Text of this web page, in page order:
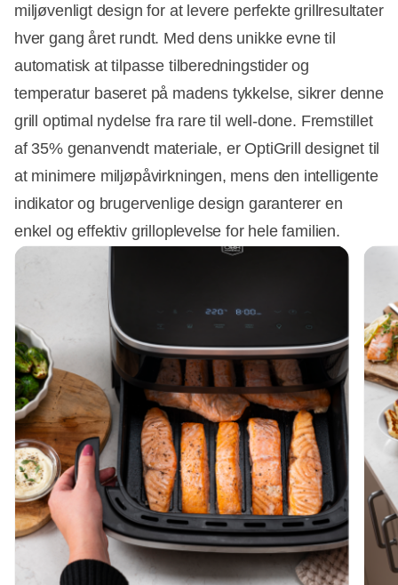
miljøvenligt design for at levere perfekte grillresultater
hver gang året rundt. Med dens unikke evne til
automatisk at tilpasse tilberedningstider og
temperatur baseret på madens tykkelse, sikrer denne
grill optimal nydelse fra rare til well-done. Fremstillet
af 35% genanvendt materiale, er OptiGrill designet til
at minimere miljøpåvirkningen, mens den intelligente
indikator og brugervenlige design garanterer en
enkel og effektiv grilloplevelse for hele familien.